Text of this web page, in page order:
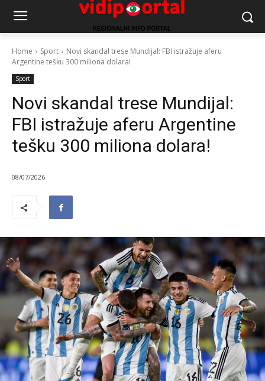
Home Sport
Novi skandal trese Mundijal: FBI istražuje aferu
Argentine tešku 300 miliona dolara!
Sport
Novi skandal trese Mundijal:
FBI istražuje aferu Argentine
tešku 300 miliona dolara!
08/07/2026